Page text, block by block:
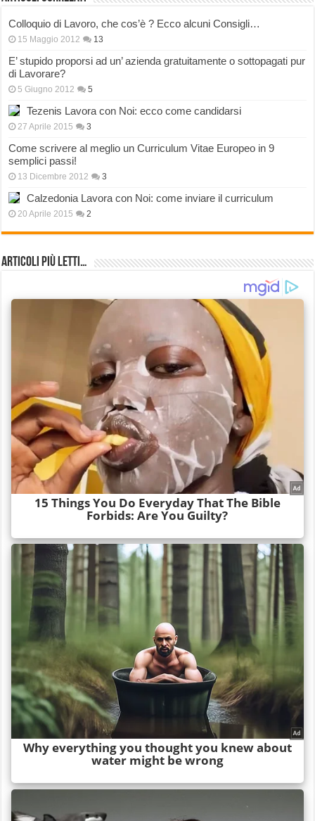
Colloquio di Lavoro, che cos’è ? Ecco alcuni Consigli…
15 Maggio 2012 13
E’ stupido proporsi ad un’ azienda gratuitamente o sottopagati pur
di Lavorare?
5 Giugno 2012 5
Tezenis Lavora con Noi: ecco come candidarsi
27 Aprile 2015 3
Come scrivere al meglio un Curriculum Vitae Europeo in 9
semplici passi!
13 Dicembre 2012 3
Calzedonia Lavora con Noi: come inviare il curriculum
20 Aprile 2015 2
Articoli più Letti…